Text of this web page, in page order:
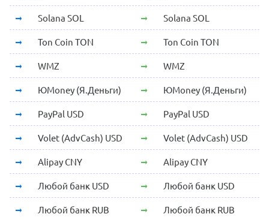
Solana SOL Solana SOL
Ton Coin TON Ton Coin TON
WMZ WMZ
ЮMoney (Я.Деньги) ЮMoney (Я.Деньги)
PayPal USD PayPal USD
Volet (AdvCash) USD Volet (AdvCash) USD
Alipay CNY Alipay CNY
Любой банк USD Любой банк USD
Любой банк RUB Любой банк RUB